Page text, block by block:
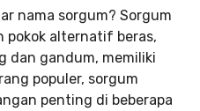
nama sorgum? Sorgum
pokok alternatif beras,
dan gandum, memiliki
populer, sorgum
penting di beberapa